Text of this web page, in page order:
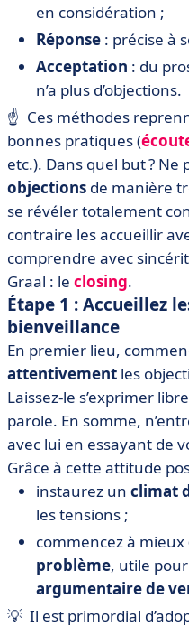
en considération ;
Réponse : précise à
Acceptation : du
n’a plus d’objections.
☝️ Ces méthodes
bonnes pratiques (
etc.). Dans quel but ? Ne
objections de manière
se révéler totalement
contraire les accueillir
comprendre avec
Graal : le closing.
Étape 1 : Accueillez
bienveillance
En premier lieu,
attentivement les
Laissez-le s’exprimer
parole. En somme,
avec lui en essayant de
Grâce à cette attitude
instaurez un climat
les tensions ;
commencez à mieux
problème, utile
argumentaire de
💡 Il est primordial